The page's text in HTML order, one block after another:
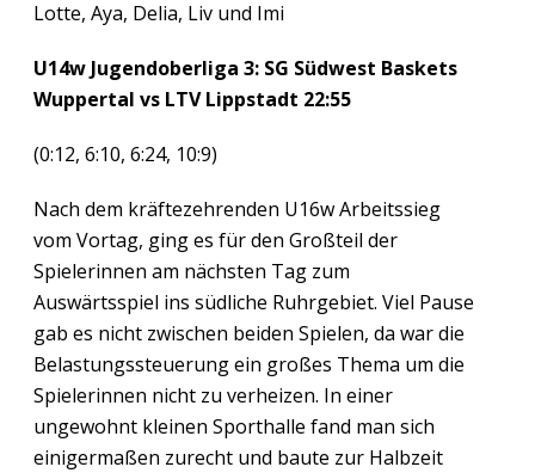
Lotte, Aya, Delia, Liv und Imi
U14w Jugendoberliga 3: SG Südwest Baskets
Wuppertal vs LTV Lippstadt 22:55
(0:12, 6:10, 6:24, 10:9)
Nach dem kräftezehrenden U16w Arbeitssieg
vom Vortag, ging es für den Großteil der
Spielerinnen am nächsten Tag zum
Auswärtsspiel ins südliche Ruhrgebiet. Viel Pause
gab es nicht zwischen beiden Spielen, da war die
Belastungssteuerung ein großes Thema um die
Spielerinnen nicht zu verheizen. In einer
ungewohnt kleinen Sporthalle fand man sich
einigermaßen zurecht und baute zur Halbzeit